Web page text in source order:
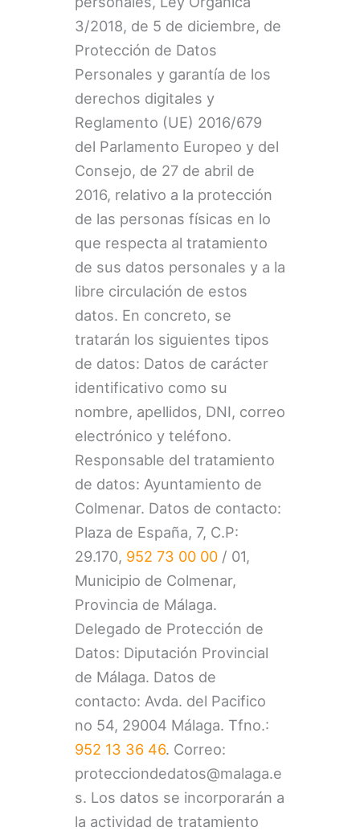
3/2018, de 5 de diciembre, de
Protección de Datos
Personales y garantía de los
derechos digitales y
Reglamento (UE) 2016/679
del Parlamento Europeo y del
Consejo, de 27 de abril de
2016, relativo a la protección
de las personas físicas en lo
que respecta al tratamiento
de sus datos personales y a la
libre circulación de estos
datos. En concreto, se
tratarán los siguientes tipos
de datos: Datos de carácter
identificativo como su
nombre, apellidos, DNI, correo
electrónico y teléfono.
Responsable del tratamiento
de datos: Ayuntamiento de
Colmenar. Datos de contacto:
Plaza de España, 7, C.P:
29.170, 952 73 00 00/ 01,
Municipio de Colmenar,
Provincia de Málaga.
Delegado de Protección de
Datos: Diputación Provincial
de Málaga. Datos de
contacto: Avda. del Pacifico
no 54, 29004 Málaga. Tfno.:
952 13 36 46. Correo:
protecciondedatos@malaga.e
s. Los datos se incorporarán a
la actividad de tratamiento